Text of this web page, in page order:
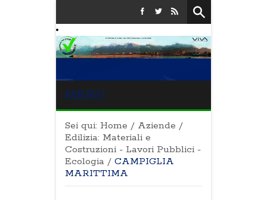
MENU
Sei qui: Home / Aziende /
Edilizia: Materiali e
Costruzioni - Lavori Pubblici -
Ecologia / CAMPIGLIA
MARITTIMA